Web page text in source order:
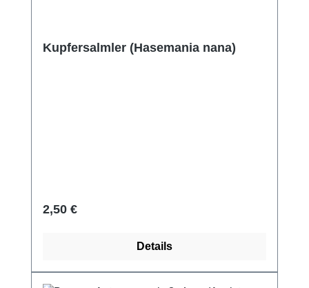
Kupfersalmler (Hasemania nana)
Regulärer Preis:
2,50 €
Details